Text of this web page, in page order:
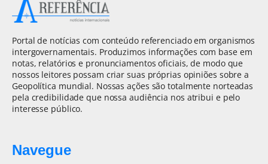
Portal de notícias com conteúdo referenciado em organismos
intergovernamentais. Produzimos informações com base em
notas, relatórios e pronunciamentos oficiais, de modo que
nossos leitores possam criar suas próprias opiniões sobre a
Geopolítica mundial. Nossas ações são totalmente norteadas
pela credibilidade que nossa audiência nos atribui e pelo
interesse público.
Navegue